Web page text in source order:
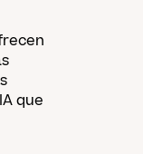
que